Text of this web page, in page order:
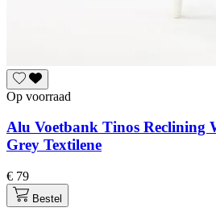
Op voorraad
Alu Voetbank Tinos Reclining
Grey Textilene
€ 79
Bestel